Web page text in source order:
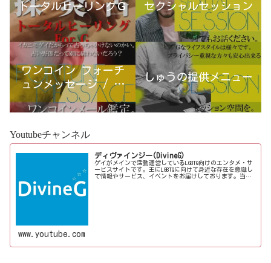
トータルヒーリングＧ セクシャルセッション
ワンコイン フォーチ
ュンメッセージ / 古
宮優雨
しゅうの提供メニュー
Youtubeチャンネル
ディヴァインジー(DivineG)
ゲイがメインで活動運営しているLGBTQ向けのエンタメ・サ
ービスサイトです。主にLGBTQに向けて身近な存在を意識し
て情報やサービス、イベントをお届けしております。当事
www.youtube.com